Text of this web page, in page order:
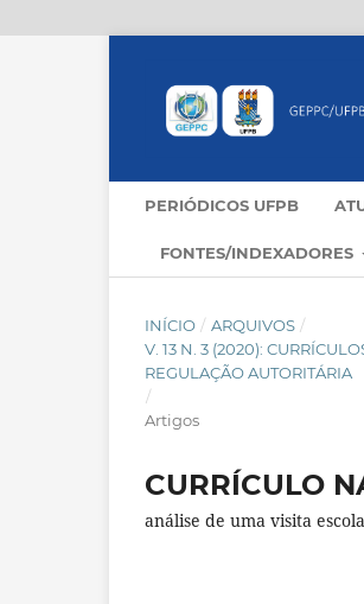
PERIÓDICOS UFPB
FONTES/INDEXADORES
INÍCIO / ARQUIVOS /
V. 13 N. 3 (2020):
REGULAÇÃO AUTORITÁRIA
/
Artigos
CURRÍCULO
análise de uma visita